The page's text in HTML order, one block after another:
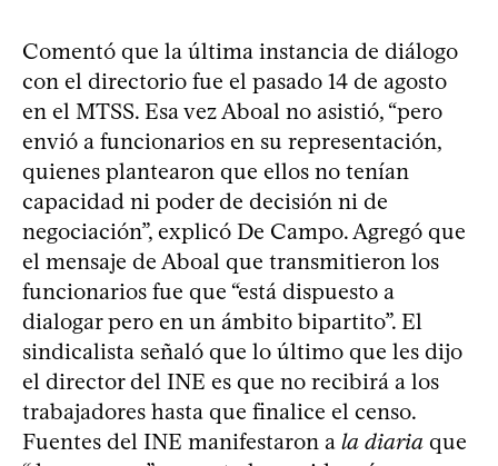
Comentó que la última instancia de diálogo
con el directorio fue el pasado 14 de agosto
en el MTSS. Esa vez Aboal no asistió, “pero
envió a funcionarios en su representación,
quienes plantearon que ellos no tenían
capacidad ni poder de decisión ni de
negociación”, explicó De Campo. Agregó que
el mensaje de Aboal que transmitieron los
funcionarios fue que “está dispuesto a
dialogar pero en un ámbito bipartito”. El
sindicalista señaló que lo último que les dijo
el director del INE es que no recibirá a los
trabajadores hasta que finalice el censo.
Fuentes del INE manifestaron a la diaria que